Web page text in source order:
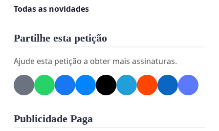
Todas as novidades
Partilhe esta petição
Ajude esta petição a obter mais assinaturas.
Publicidade Paga